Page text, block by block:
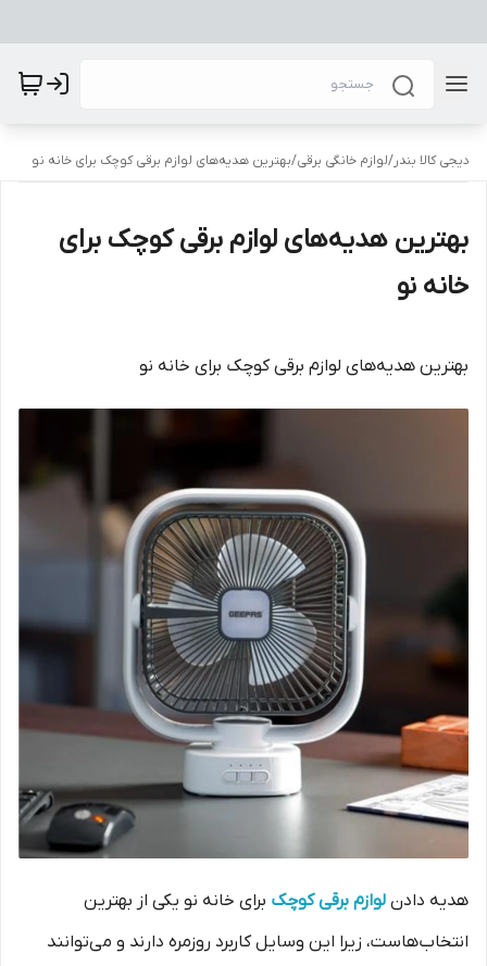
دیجی کالا بندر/لوازم خانگی برقی/بهترین هدیه‌های لوازم برقی کوچک برای خانه نو
بهترین هدیه‌های لوازم برقی کوچک برای
خانه نو
بهترین هدیه‌های لوازم برقی کوچک برای خانه نو
هدیه دادن لوازم برقی کوچک برای خانه نو یکی از بهترین
انتخاب‌هاست، زیرا این وسایل کاربرد روزمره دارند و می‌توانند